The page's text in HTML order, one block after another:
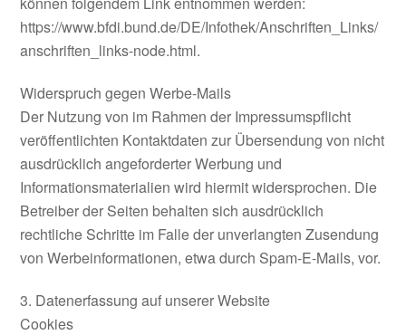
https://www.bfdi.bund.de/DE/Infothek/Anschriften_Links/
anschriften_links-node.html.
Widerspruch gegen Werbe-Mails
Der Nutzung von im Rahmen der Impressumspflicht
veröffentlichten Kontaktdaten zur Übersendung von nicht
ausdrücklich angeforderter Werbung und
Informationsmaterialien wird hiermit widersprochen. Die
Betreiber der Seiten behalten sich ausdrücklich
rechtliche Schritte im Falle der unverlangten Zusendung
von Werbeinformationen, etwa durch Spam-E-Mails, vor.
3. Datenerfassung auf unserer Website
Cookies